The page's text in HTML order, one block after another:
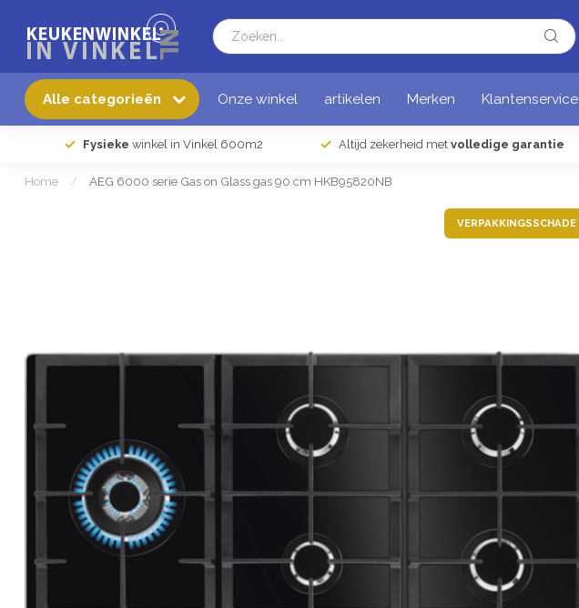
Alle categorieën Onze winkel artikelen Merken Klantenservice
Fysieke winkel in Vinkel 600m2 Altijd zekerheid met volledige garantie
Home / AEG 6000 serie Gas on Glass gas 90 cm HKB95820NB
VERPAKKINGSSCHADE